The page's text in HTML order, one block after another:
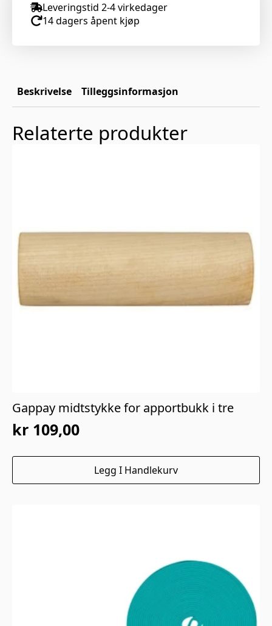
Leveringstid 2-4 virkedager
14 dagers åpent kjøp
Beskrivelse Tilleggsinformasjon
Relaterte produkter
Gappay midtstykke for apportbukk i tre
kr 109,00
Legg I Handlekurv